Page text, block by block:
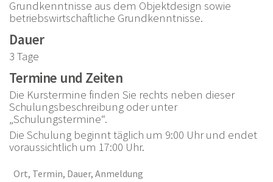
Grundkenntnisse aus dem Objektdesign sowie
betriebswirtschaftliche Grundkenntnisse.
Dauer
3 Tage
Termine und Zeiten
Die Kurstermine finden Sie rechts neben dieser
Schulungsbeschreibung oder unter
„Schulungstermine“.
Die Schulung beginnt täglich um 9:00 Uhr und endet
voraussichtlich um 17:00 Uhr.
Ort, Termin, Dauer, Anmeldung